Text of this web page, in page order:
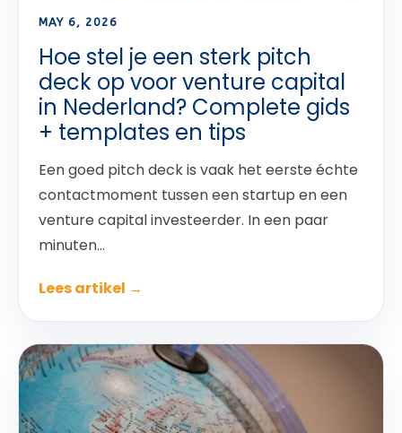
MAY 6, 2026
Hoe stel je een sterk pitch
deck op voor venture capital
in Nederland? Complete gids
+ templates en tips
Een goed pitch deck is vaak het eerste échte
contactmoment tussen een startup en een
venture capital investeerder. In een paar
minuten...
Lees artikel →